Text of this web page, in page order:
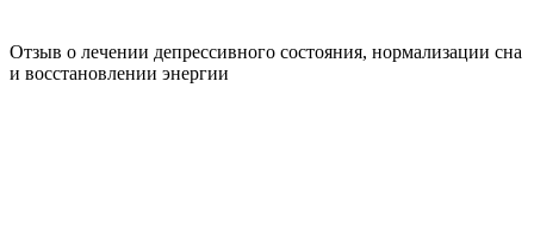
Отзыв о лечении депрессивного состояния, нормализации сна
и восстановлении энергии